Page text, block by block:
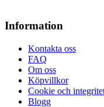
Information
Kontakta oss
FAQ
Om oss
Köpvillkor
Cookie och
Blogg